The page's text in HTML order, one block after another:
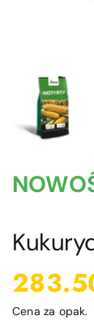
Moje konto
Cena za opak.